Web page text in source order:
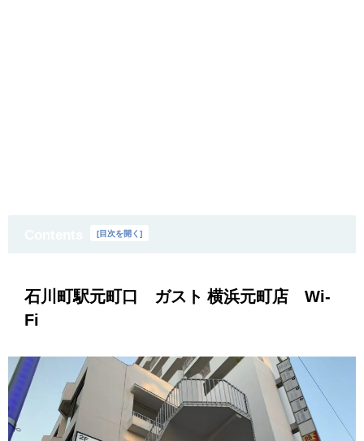
[目次を開く ]
石川町駅元町口 ガスト 横浜元町店 Wi-
Fi